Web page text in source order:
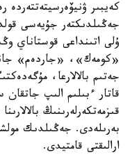
كەيبىر ۋنيۆەرسيتەتتەردە
جەڭىلدىكتەر جۇيەسى
ۇلى اتىنداعى قوستاناي
«كومەك»، «جاردەم»
جەتىم بالالارعا،
قاتار ءبىلىم الىپ
قىزمەتكەرلەرىنىڭ
ارالىقتى قامتيدى.